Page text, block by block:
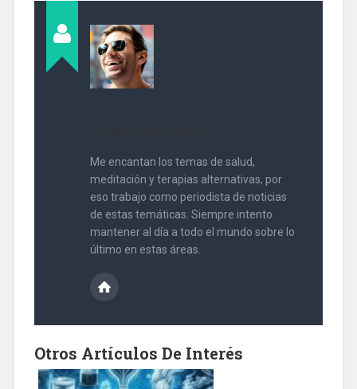
Me encantan los temas de salud,
meditación y terapias alternativas, por
eso trabajo como periodista de noticias
de estas temáticas. Siempre intento
mantener al día a todo el mundo sobre lo
último en estas áreas.
Otros Artículos De Interés